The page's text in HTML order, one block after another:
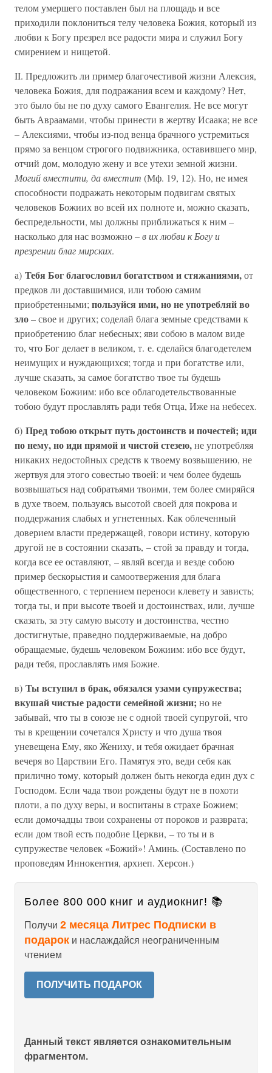
телом умершего поставлен был на площадь и все
приходили поклониться телу человека Божия, который из
любви к Богу презрел все радости мира и служил Богу
смирением и нищетой.
II. Предложить ли пример благочестивой жизни Алексия,
человека Божия, для подражания всем и каждому? Нет,
это было бы не по духу самого Евангелия. Не все могут
быть Авраамами, чтобы принести в жертву Исаака; не все
– Алексиями, чтобы из-под венца брачного устремиться
прямо за венцом строгого подвижника, оставившего мир,
отчий дом, молодую жену и все утехи земной жизни.
Могий вместити, да вместит (Мф. 19, 12). Но, не имея
способности подражать некоторым подвигам святых
человеков Божиих во всей их полноте и, можно сказать,
беспредельности, мы должны приближаться к ним –
насколько для нас возможно –в их любви к Богу и
презрении благ мирских.
а) Тебя Бог благословил богатством и стяжаниями,от
предков ли доставшимися, или тобою самим
приобретенными; пользуйся ими, но не употребляй во
зло– свое и других; соделай блага земные средствами к
приобретению благ небесных; яви собою в малом виде
то, что Бог делает в великом, т. е. сделайся благодетелем
неимущих и нуждающихся; тогда и при богатстве или,
лучше сказать, за самое богатство твое ты будешь
человеком Божиим: ибо все облагодетельствованные
тобою будут прославлять ради тебя Отца, Иже на небесех.
б) Пред тобою открыт путь достоинств и почестей; иди
по нему, но иди прямой и чистой стезею,не употребляя
никаких недостойных средств к твоему возвышению, не
жертвуя для этого совестью твоей: и чем более будешь
возвышаться над собратьями твоими, тем более смиряйся
в духе твоем, пользуясь высотой своей для покрова и
поддержания слабых и угнетенных. Как облеченный
доверием власти предержащей, говори истину, которую
другой не в состоянии сказать, – стой за правду и тогда,
когда все ее оставляют, – являй всегда и везде собою
пример бескорыстия и самоотвержения для блага
общественного, с терпением переноси клевету и зависть;
тогда ты, и при высоте твоей и достоинствах, или, лучше
сказать, за эту самую высоту и достоинства, честно
достигнутые, праведно поддерживаемые, на добро
обращаемые, будешь человеком Божиим: ибо все будут,
ради тебя, прославлять имя Божие.
в) Ты вступил в брак, обязался узами супружества;
вкушай чистые радости семейной жизни;но не
забывай, что ты в союзе не с одной твоей супругой, что
ты в крещении сочетался Христу и что душа твоя
уневещена Ему, яко Жениху, и тебя ожидает брачная
вечеря во Царствии Его. Памятуя это, веди себя как
прилично тому, который должен быть некогда един дух с
Господом. Если чада твои рождены будут не в похоти
плоти, а по духу веры, и воспитаны в страхе Божием;
если домочадцы твои сохранены от пороков и разврата;
если дом твой есть подобие Церкви, – то ты и в
супружестве человек «Божий»! Аминь. (Составлено по
проповедям Иннокентия, архиеп. Херсон.)
Более 800 000 книг и аудиокниг! 📚
Получи 2 месяца Литрес Подписки в
подарок и наслаждайся неограниченным
чтением
ПОЛУЧИТЬ ПОДАРОК
Данный текст является ознакомительным
фрагментом.